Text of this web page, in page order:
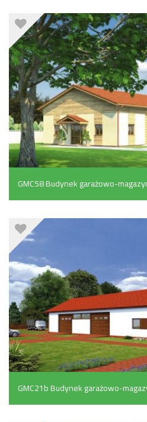
GMC58 Budynek garażowo-
socjalno-biurową (322.8 m²)
GMC21b Budynek garażowo-
pomocniczymi (200.5 m²)